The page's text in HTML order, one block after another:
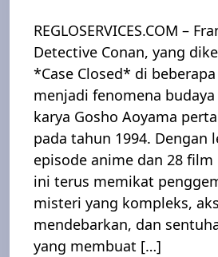
REGLOSERVICES.COM –
Detective Conan, yang
*Case Closed* di
menjadi fenomena
karya Gosho Aoyama
pada tahun 1994. Dengan
episode anime dan 28 film
ini terus memikat
misteri yang kompleks,
mendebarkan, dan
yang membuat […]